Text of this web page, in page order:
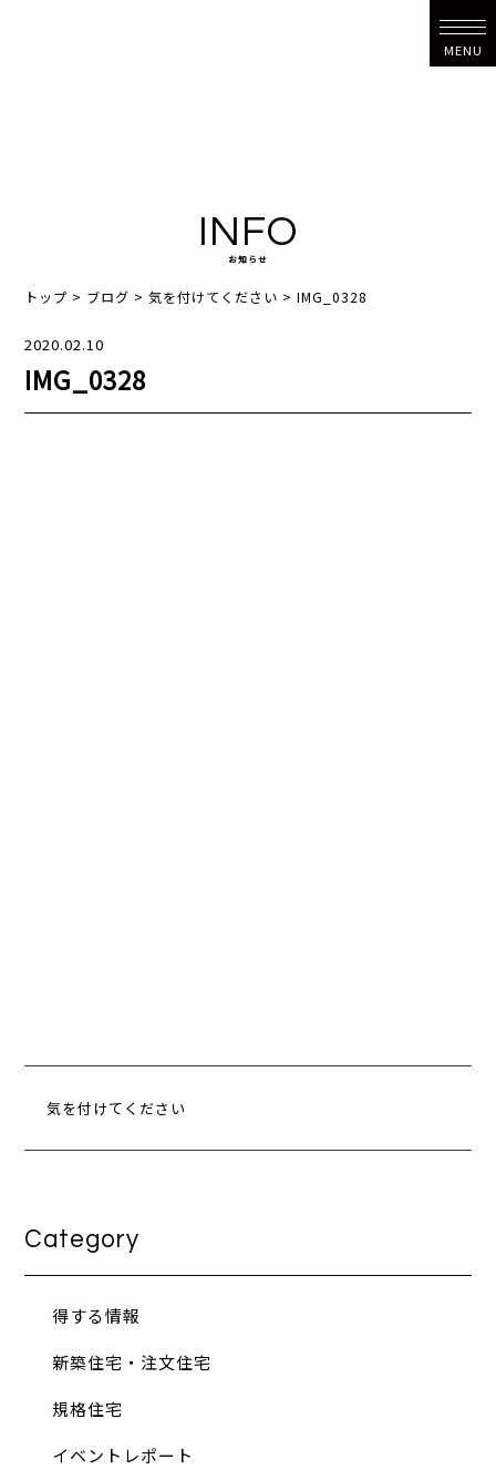
MENU
INFO
お知らせ
トップ > ブログ >気を付けてください >IMG_0328
2020.02.10
IMG_0328
気を付けてください
Category
得する情報
新築住宅・注文住宅
規格住宅
イベントレポート